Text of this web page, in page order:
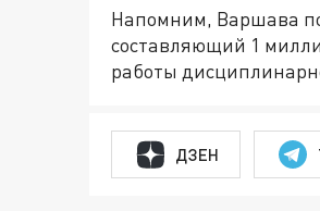
Напомним, Варшава
составляющий 1
работы
ДЗЕН